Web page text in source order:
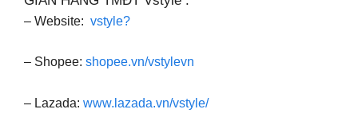
– Website: vstyle?
– Shopee: shopee.vn/vstylevn
– Lazada: www.lazada.vn/vstyle/